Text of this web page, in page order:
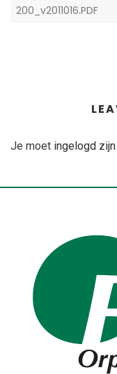
200_v2011016.PDF
Je moet ingelogd